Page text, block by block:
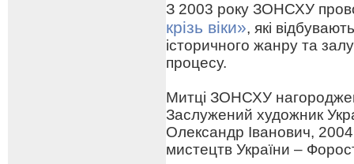
З 2003 року ЗОНСХУ
крізь віки», які
історичного жанру та
процесу.
Митці ЗОНСХУ
Заслужений художник
Олександр Іванович,
мистецтв України –